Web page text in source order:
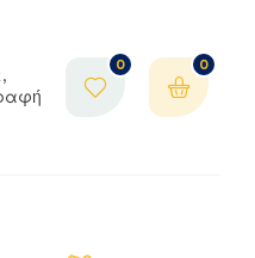
0 0